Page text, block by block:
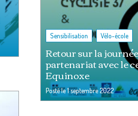
Sensibilisation , Vélo-école
Retour sur la
partenariat avec le
Equinoxe
Posté le1 septembre 2022